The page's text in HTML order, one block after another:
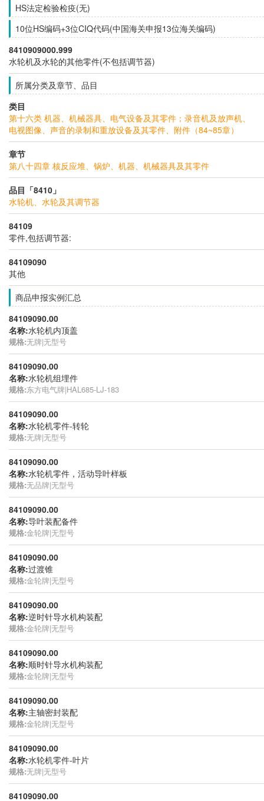
HS法定检验检疫(无)
10位HS编码+3位CIQ代码(中国海关申报13位海关编码)
8410909000.999
水轮机及水轮的其他零件(不包括调节器)
所属分类及章节、品目
类目
第十六类 机器、机械器具、电气设备及其零件；录音机及放声机、
电视图像、声音的录制和重放设备及其零件、附件（84~85章）
章节
第八十四章 核反应堆、锅炉、机器、机械器具及其零件
品目「8410」
水轮机、水轮及其调节器
84109
零件,包括调节器:
84109090
其他
商品申报实例汇总
84109090.00
名称:水轮机内顶盖
规格:无牌|无型号
84109090.00
名称:水轮机组埋件
规格:东方电气牌|HAL685-LJ-183
84109090.00
名称:水轮机零件-转轮
规格:无牌|无型号
84109090.00
名称:水轮机零件，活动导叶样板
规格:无品牌|无型号
84109090.00
名称:导叶装配备件
规格:金轮牌|无型号
84109090.00
名称:过渡锥
规格:金轮牌|无型号
84109090.00
名称:逆时针导水机构装配
规格:金轮牌|无型号
84109090.00
名称:顺时针导水机构装配
规格:金轮牌|无型号
84109090.00
名称:主轴密封装配
规格:金轮牌|无型号
84109090.00
名称:水轮机零件-叶片
规格:无牌|无型号
84109090.00